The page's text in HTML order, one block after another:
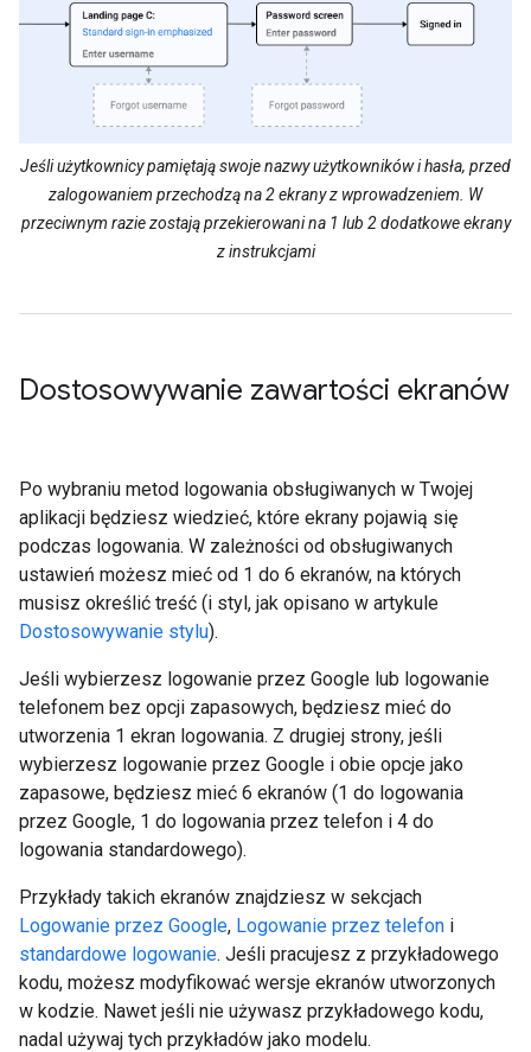
Jeśli użytkownicy pamiętają swoje nazwy użytkowników i hasła, przed
zalogowaniem przechodzą na 2 ekrany z wprowadzeniem. W
przeciwnym razie zostają przekierowani na 1 lub 2 dodatkowe ekrany
z instrukcjami
Dostosowywanie zawartości ekranów
Po wybraniu metod logowania obsługiwanych w Twojej
aplikacji będziesz wiedzieć, które ekrany pojawią się
podczas logowania. W zależności od obsługiwanych
ustawień możesz mieć od 1 do 6 ekranów, na których
musisz określić treść (i styl, jak opisano w artykule
Dostosowywanie stylu).
Jeśli wybierzesz logowanie przez Google lub logowanie
telefonem bez opcji zapasowych, będziesz mieć do
utworzenia 1 ekran logowania. Z drugiej strony, jeśli
wybierzesz logowanie przez Google i obie opcje jako
zapasowe, będziesz mieć 6 ekranów (1 do logowania
przez Google, 1 do logowania przez telefon i 4 do
logowania standardowego).
Przykłady takich ekranów znajdziesz w sekcjach
Logowanie przez Google, Logowanie przez telefon i
standardowe logowanie. Jeśli pracujesz z przykładowego
kodu, możesz modyfikować wersje ekranów utworzonych
w kodzie. Nawet jeśli nie używasz przykładowego kodu,
nadal używaj tych przykładów jako modelu.